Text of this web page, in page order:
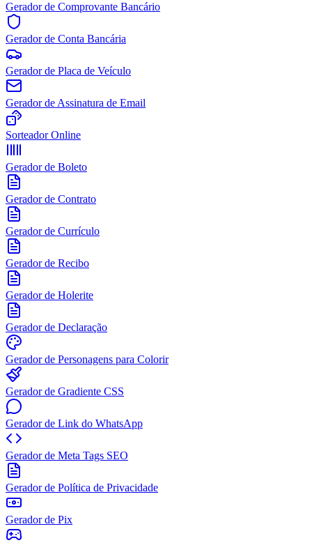
Gerador de Comprovante Bancário
Gerador de Conta Bancária
Gerador de Placa de Veículo
Gerador de Assinatura de Email
Sorteador Online
Gerador de Boleto
Gerador de Contrato
Gerador de Currículo
Gerador de Recibo
Gerador de Holerite
Gerador de Declaração
Gerador de Personagens para Colorir
Gerador de Gradiente CSS
Gerador de Link do WhatsApp
Gerador de Meta Tags SEO
Gerador de Política de Privacidade
Gerador de Pix